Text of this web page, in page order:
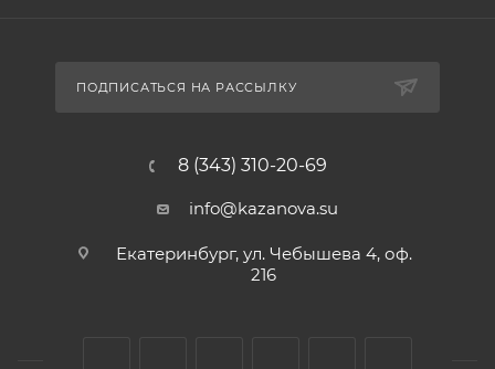
ПОДПИСАТЬСЯ НА РАССЫЛКУ
8 (343) 310-20-69
info@kazanova.su
Екатеринбург, ул. Чебышева 4, оф.
216